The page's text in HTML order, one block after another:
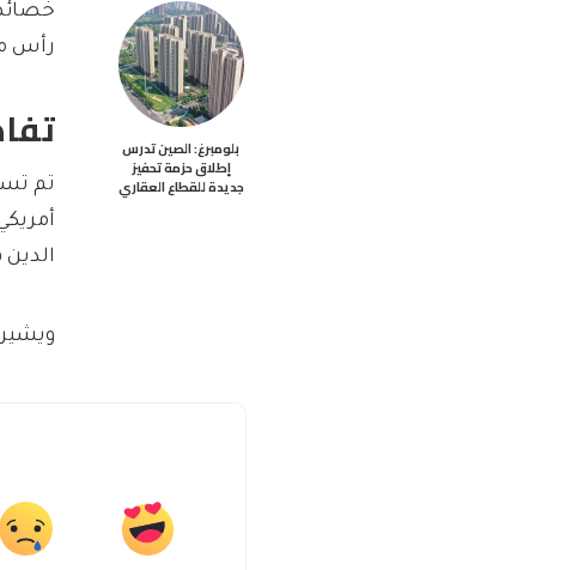
بلومبرغ: الصين تدرس
إطلاق حزمة تحفيز
جديدة للقطاع العقاري
رأس
تم